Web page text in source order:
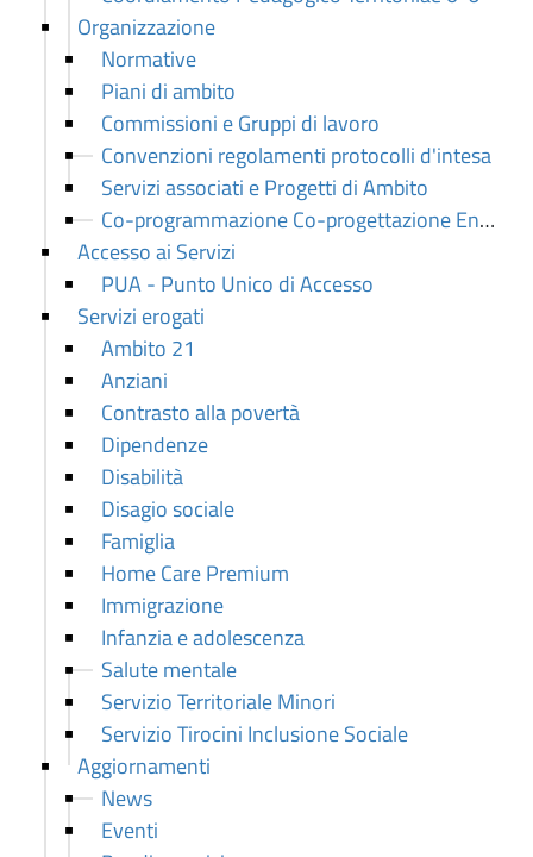
Organizzazione
Normative
Piani di ambito
Commissioni e Gruppi di lavoro
Convenzioni regolamenti protocolli d'intesa
Servizi associati e Progetti di Ambito
Co-programmazione Co-progettazione Enti terzo settore ATS 21
Accesso ai Servizi
PUA - Punto Unico di Accesso
Servizi erogati
Ambito 21
Anziani
Contrasto alla povertà
Dipendenze
Disabilità
Disagio sociale
Famiglia
Home Care Premium
Immigrazione
Infanzia e adolescenza
Salute mentale
Servizio Territoriale Minori
Servizio Tirocini Inclusione Sociale
Aggiornamenti
News
Eventi